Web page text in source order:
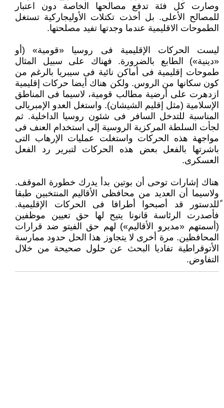
وصارت كل فئة تدفع مصالحها الخاصة دون اعتبار
للمصالح الأعلى. بل أخذت تكتلات الأوليجاركية تستغل
الطموحات الاقليمية عندما وجدتها تفيد مصلحتها.
ليست الحركات الإقليمية فى روسيا «قومية» (أو
«دينية») الطابع بالضرورة. فهناك على سبيل المثال
طموحات إقليمية فى أماكن نائية فى سيبريا بالرغم من
كون سكانها من الروس. ولكن هناك أيضا حركات إقليمية
ازدهرت على أرضية مطالب قومية، لاسيما فى المناطق
الإسلامية (مثل إقليم الشيشان). واستغل العدو الإمبريالى
المناسبة للتدخل السافر فى شئون روسيا الداخلية. ثم
لجأت السلطة المركزية الروسية إلى استخدام العنف فى
مواجهة هذه الحركات واستغلت عمليات الإرهاب التى
باشرتها بالفعل بعض هذه الحركات لتبرير رد الفعل
العسكرى.
هناك إشارات توحى أن بوتين بدأ يدرك خطورة الموقف.
ولاسيما أن العديد من محافظى الأقاليم المنتخبين طبقا
ًللدستور قد أصبحوا أطرافا فى الحركات الإقليمية.
فأصدرت الرئاسة قانونا يتيح لها حق تعيين موظفين
(أسمتهم «مديرو الأقاليم») لهم حق الفيتو ضد قرارات
المحافظين. مرة أخرى لا يتجاوز هذا الحل حدود ممارسة
الأتوقراطية تفاديا البحث عن حلول صحيحة من خلال
التفاوض.